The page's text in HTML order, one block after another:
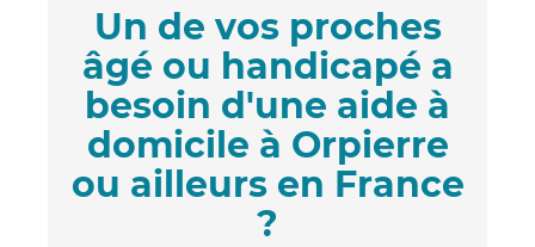
Un de vos proches
âgé ou handicapé a
besoin d'une aide à
domicile à Orpierre
ou ailleurs en France
?